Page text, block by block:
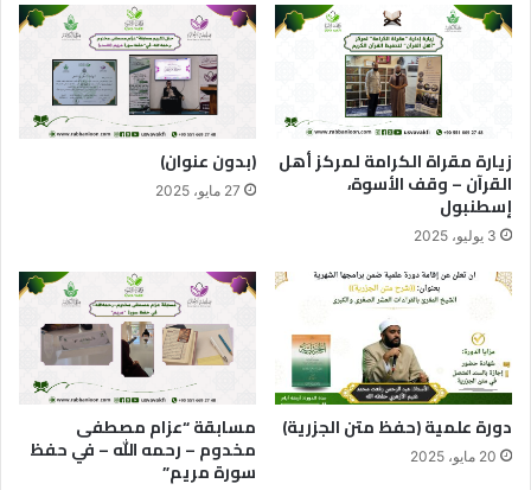
زيارة مقراة الكرامة لمركز أهل
القرآن – وقف الأسوة،
إسطنبول
3 يوليو، 2025
(بدون عنوان)
27 مايو، 2025
دورة علمية (حفظ متن الجزرية)
20 مايو، 2025
مسابقة “عزام مصطفى
مخدوم – رحمه الله – في حفظ
سورة مريم”